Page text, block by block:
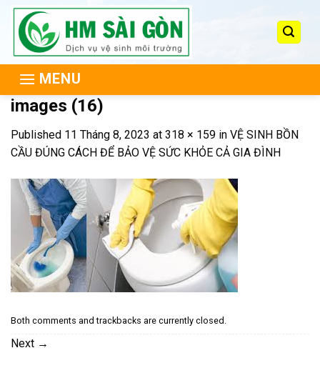
Skip
content
MENU
images (16)
Published 11 Tháng 8, 2023 at 318 × 159 in VỆ SINH BỒN
CẦU ĐÚNG CÁCH ĐỂ BẢO VỆ SỨC KHỎE CẢ GIA ĐÌNH
Both comments and trackbacks are currently closed.
Next →